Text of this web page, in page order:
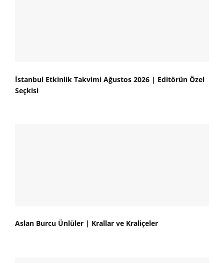
İstanbul Etkinlik Takvimi Ağustos 2026 | Editörün Özel
Seçkisi
Aslan Burcu Ünlüler | Krallar ve Kraliçeler